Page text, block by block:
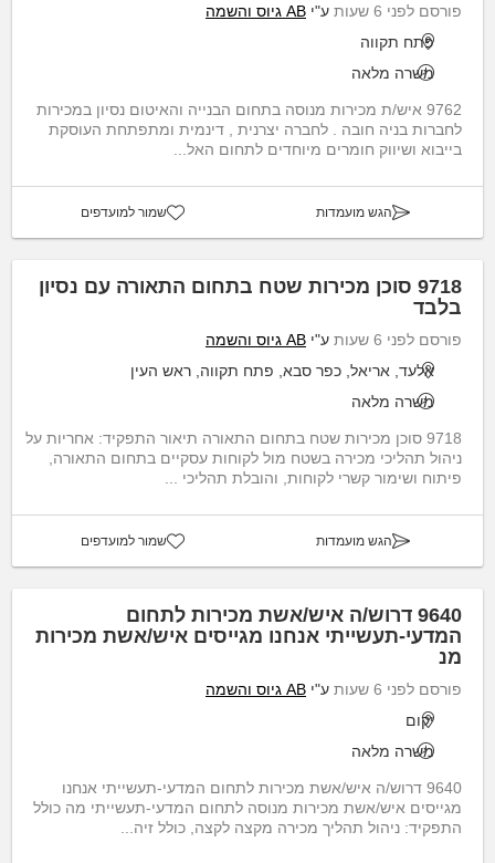
פורסם לפני 6 שעות ע"י AB גיוס והשמה
פתח תקווה
משרה מלאה
9762 איש/ת מכירות מנוסה בתחום הבנייה והאיטום נסיון במכירות
לחברות בניה חובה . לחברה יצרנית , דינמית ומתפתחת העוסקת
בייבוא ושיווק חומרים מיוחדים לתחום האל...
הגש מועמדות שמור למועדפים
9718 סוכן מכירות שטח בתחום התאורה עם נסיון
בלבד
פורסם לפני 6 שעות ע"י AB גיוס והשמה
אלעד, אריאל, כפר סבא, פתח תקווה, ראש העין
משרה מלאה
9718 סוכן מכירות שטח בתחום התאורה תיאור התפקיד: אחריות על
ניהול תהליכי מכירה בשטח מול לקוחות עסקיים בתחום התאורה,
פיתוח ושימור קשרי לקוחות, והובלת תהליכי ...
הגש מועמדות שמור למועדפים
9640 דרוש/ה איש/אשת מכירות לתחום
המדעי-תעשייתי אנחנו מגייסים איש/אשת מכירות
מנ
פורסם לפני 6 שעות ע"י AB גיוס והשמה
יקום
משרה מלאה
9640 דרוש/ה איש/אשת מכירות לתחום המדעי-תעשייתי אנחנו
מגייסים איש/אשת מכירות מנוסה לתחום המדעי-תעשייתי מה כולל
התפקיד: ניהול תהליך מכירה מקצה לקצה, כולל זיה...